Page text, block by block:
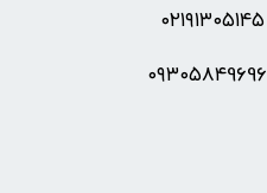
۰۲۱۹۱۳۰۵۱۴۵
۰۹۳۰۵8۴9696